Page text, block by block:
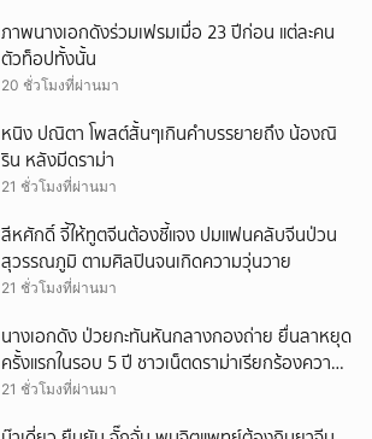
ภาพนางเอกดังร่วมเฟรมเมื่อ 23 ปีก่อน แต่ละคน
ตัวท็อปทั้งนั้น
20 ชั่วโมงที่ผ่านมา
หนิง ปณิตา โพสต์สั้นๆเกินคำบรรยายถึง น้องณิ
ริน หลังมีดราม่า
21 ชั่วโมงที่ผ่านมา
สีหศักดิ์ จี้ให้ทูตจีนต้องชี้แจง ปมแฟนคลับจีนป่วน
สุวรรณภูมิ ตามศิลปินจนเกิดความวุ่นวาย
21 ชั่วโมงที่ผ่านมา
นางเอกดัง ป่วยกะทันหันกลางกองถ่าย ยื่นลาหยุด
ครั้งแรกในรอบ 5 ปี ชาวเน็ตดราม่าเรียกร้องความ
สงสาร (ข่าวต่างประเทศ)
21 ชั่วโมงที่ผ่านมา